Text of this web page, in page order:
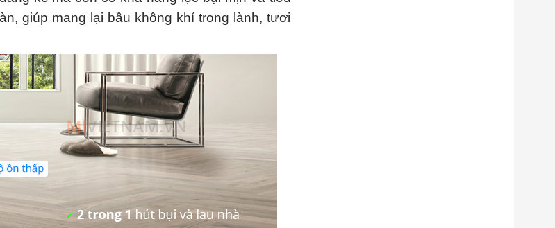
giúp mang lại bầu không khí trong lành, tươi